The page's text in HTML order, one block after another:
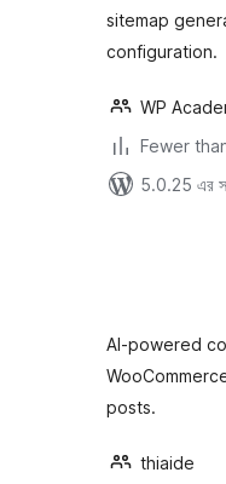
sitemap
configuration.
WP
Fewer
5.0.25 এর
AI-powered
posts.
thiaide